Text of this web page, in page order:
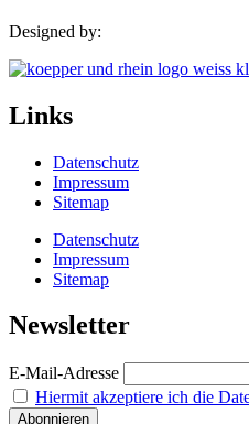
Designed by:
Links
Datenschutz
Impressum
Sitemap
Datenschutz
Impressum
Sitemap
Newsletter
E-Mail-Adresse
Hiermit akzeptiere ich die